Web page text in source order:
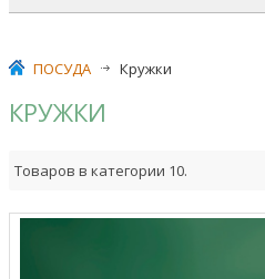
ПОСУДА >
Кружки
КРУЖКИ
Товаров в категории 10.